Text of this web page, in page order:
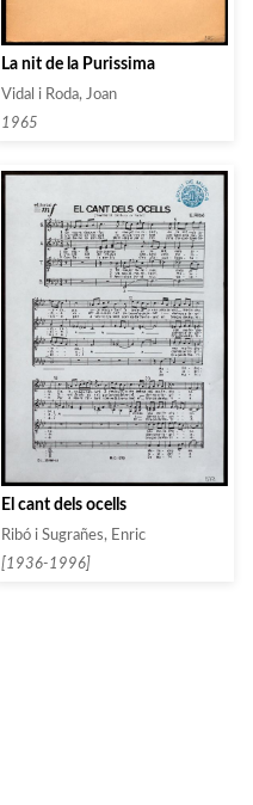
La nit de la Purissima
Vidal i Roda, Joan
1965
El cant dels ocells
Ribó i Sugrañes, Enric
[1936-1996]